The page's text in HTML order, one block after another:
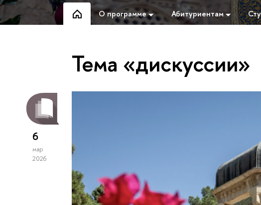
О программе Абитуриентам
Тема «дискуссии»
6
мар
2026